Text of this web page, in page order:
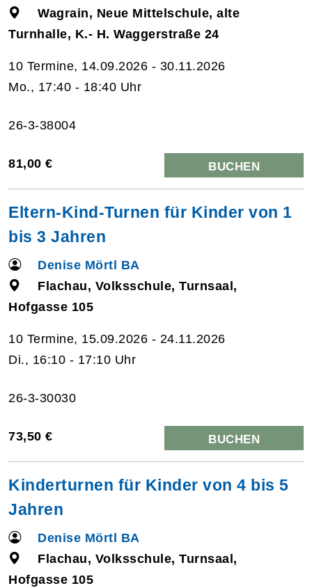
Wagrain, Neue Mittelschule, alte
Turnhalle, K.- H. Waggerstraße 24
10 Termine, 14.09.2026 - 30.11.2026
Mo., 17:40 - 18:40 Uhr
26-3-38004
81,00 € BUCHEN
Eltern-Kind-Turnen für Kinder von 1
bis 3 Jahren
Denise Mörtl BA
Flachau, Volksschule, Turnsaal,
Hofgasse 105
10 Termine, 15.09.2026 - 24.11.2026
Di., 16:10 - 17:10 Uhr
26-3-30030
73,50 € BUCHEN
Kinderturnen für Kinder von 4 bis 5
Jahren
Denise Mörtl BA
Flachau, Volksschule, Turnsaal,
Hofgasse 105